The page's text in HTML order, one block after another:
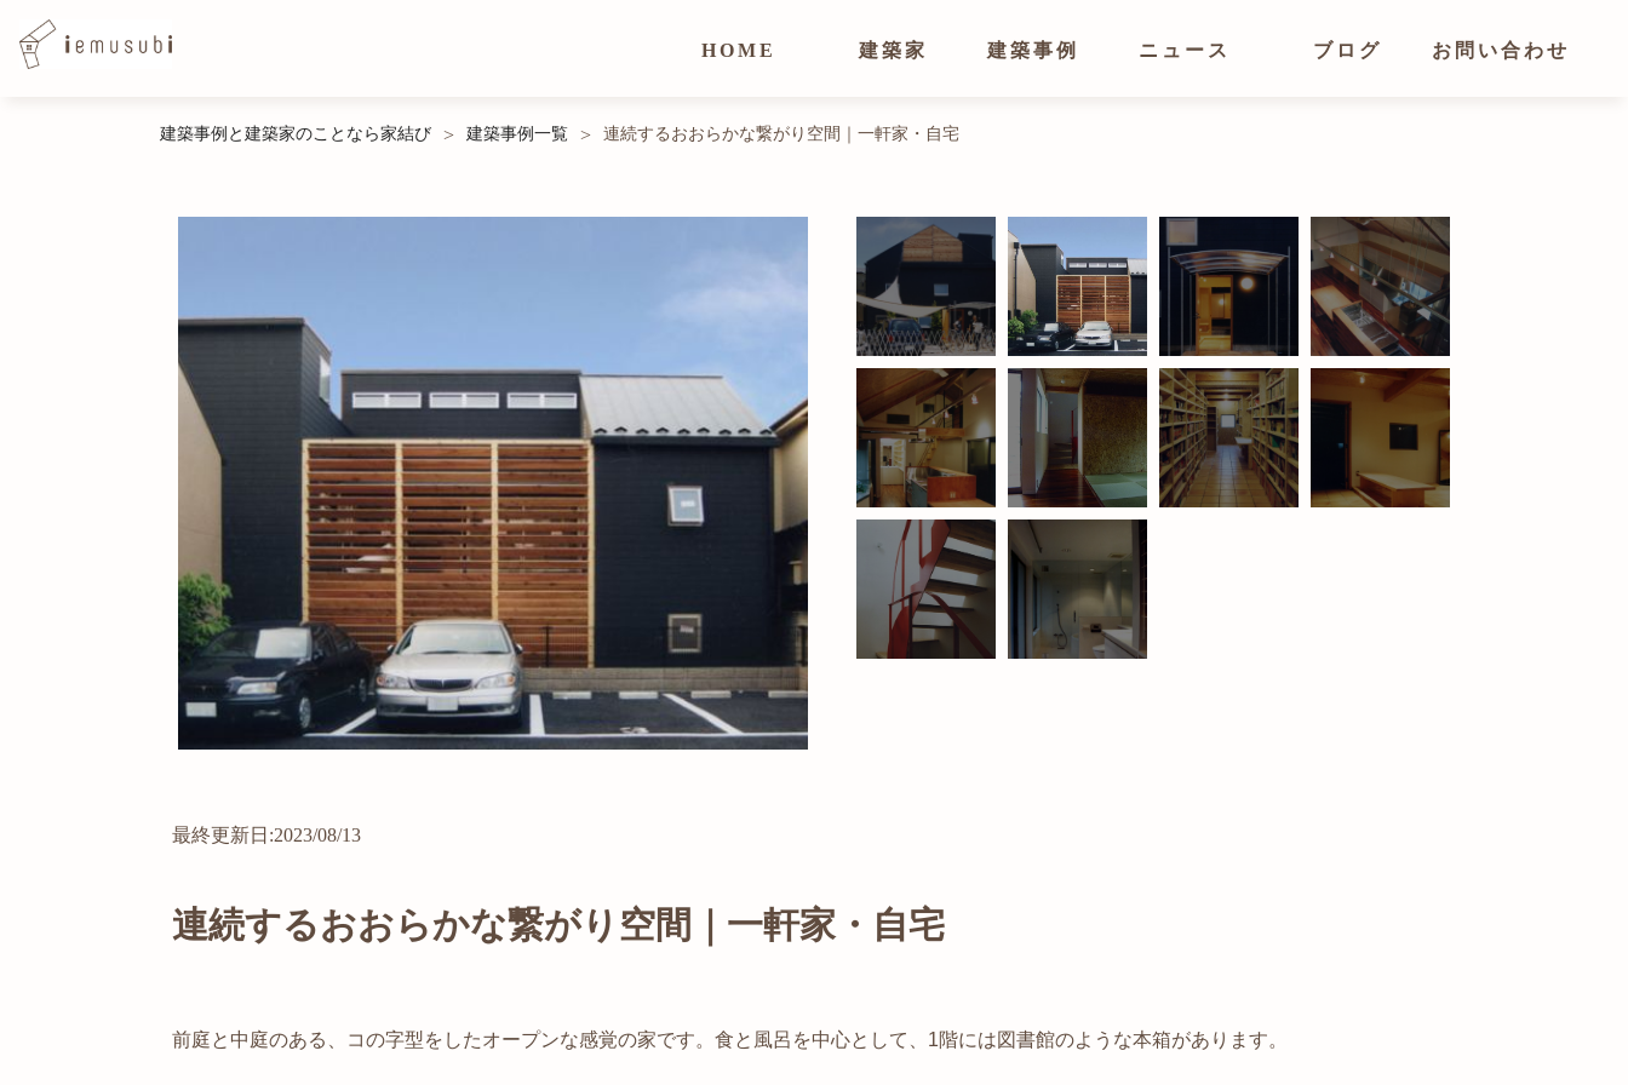
HOME 建築家 建築事例 ニュース ブログ お問い合わせ
建築事例と建築家のことなら家結び > 建築事例一覧 > 連続するおおらかな繋がり空間｜一軒家・自宅
最終更新日:2023/08/13
連続するおおらかな繋がり空間｜一軒家・自宅
前庭と中庭のある、コの字型をしたオープンな感覚の家です。 食と風呂を中心として、1階には図書館のような本箱があります。